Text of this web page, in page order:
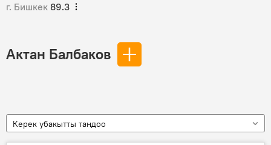
г. Бишкек 89.3
Актан Балбаков
Керек убакытты тандоо